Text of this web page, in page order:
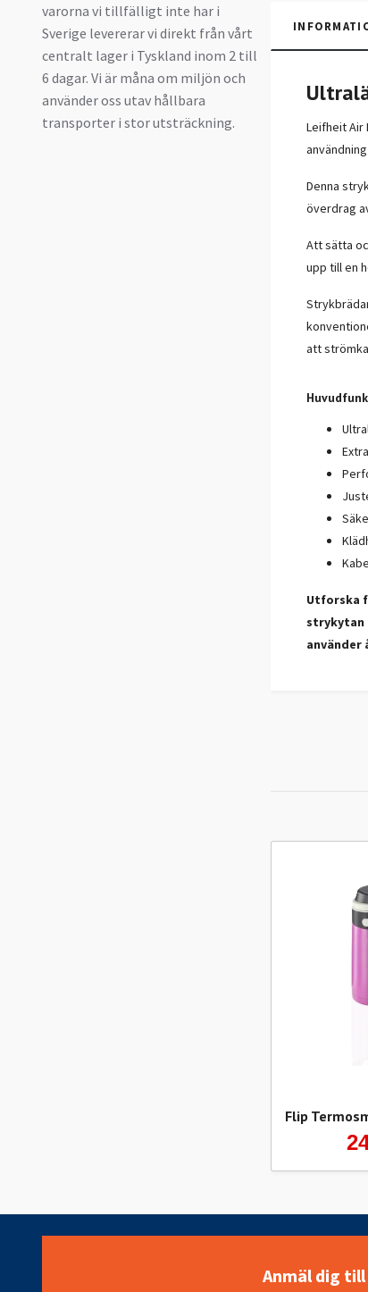
varorna vi tillfälligt inte har i
Sverige levererar vi direkt från vårt
centralt lager i Tyskland inom 2 till
6 dagar. Vi är måna om miljön och
använder oss utav hållbara
transporter i stor utsträckning.
Leifheit Air
Denna
överdrag
Att sätta
upp till en
att
Utforska
strykytan
Flip
Anmäl dig